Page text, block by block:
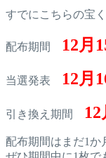
すでにこちらの宝
配布期間 12月
当選発表 12月
引き換え期間
配布期間はまだ1か